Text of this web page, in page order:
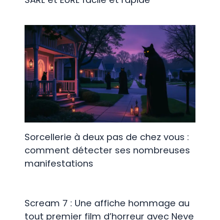
Sorcellerie à deux pas de chez vous :
comment détecter ses nombreuses
manifestations
Scream 7 : Une affiche hommage au
tout premier film d’horreur avec Neve